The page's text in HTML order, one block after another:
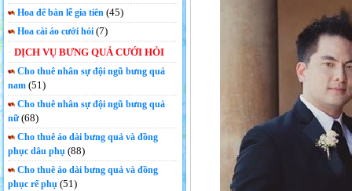
Hoa để bàn lễ gia tiên (45)
Hoa cài áo cưới hỏi (7)
DỊCH VỤ BƯNG QUẢ CƯỚI HỎI
Cho thuê nhân sự đội ngũ bưng quả
nam (51)
Cho thuê nhân sự đội ngũ bưng quả
nữ(68)
Cho thuê áo dài bưng quả và đồng
phục dâu phụ (88)
Cho thuê áo dài bưng quả và đồng
phục rể phụ (51)